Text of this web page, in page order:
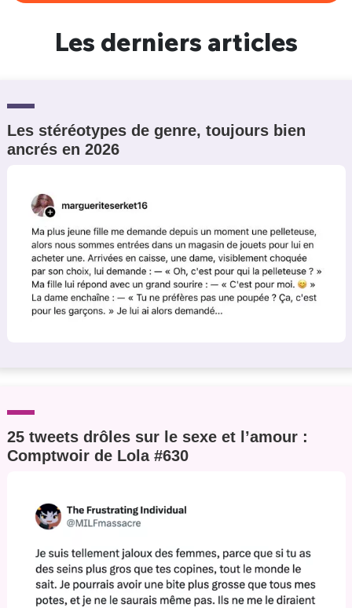
Les derniers articles
Les stéréotypes de genre, toujours bien
ancrés en 2026
25 tweets drôles sur le sexe et l’amour :
Comptwoir de Lola #630